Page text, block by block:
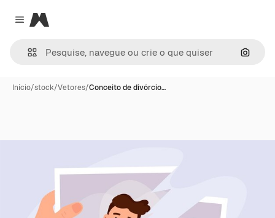
Close menu
Magnific
Início/stock/Vetores/Conceito de divórcio…